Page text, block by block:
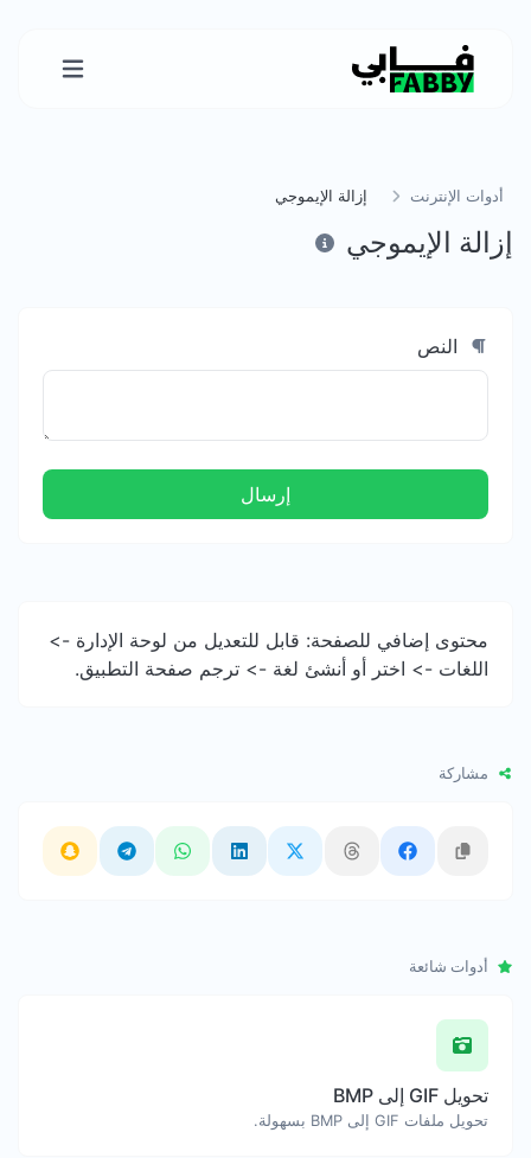
أدوات الإنترنت إزالة الإيموجي
إزالة الإيموجي
النص
إرسال
محتوى إضافي للصفحة: قابل للتعديل من لوحة الإدارة ->
اللغات -> اختر أو أنشئ لغة -> ترجم صفحة التطبيق.
مشاركة
أدوات شائعة
تحويل GIF إلى BMP
تحويل ملفات GIF إلى BMP بسهولة.